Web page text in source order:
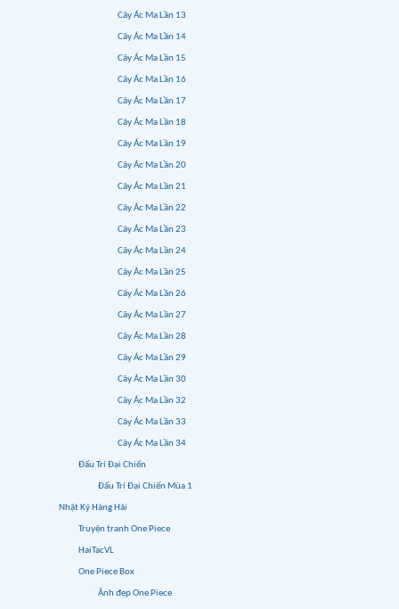
Cây Ác Ma Lần 13
Cây Ác Ma Lần 14
Cây Ác Ma Lần 15
Cây Ác Ma Lần 16
Cây Ác Ma Lần 17
Cây Ác Ma Lần 18
Cây Ác Ma Lần 19
Cây Ác Ma Lần 20
Cây Ác Ma Lần 21
Cây Ác Ma Lần 22
Cây Ác Ma Lần 23
Cây Ác Ma Lần 24
Cây Ác Ma Lần 25
Cây Ác Ma Lần 26
Cây Ác Ma Lần 27
Cây Ác Ma Lần 28
Cây Ác Ma Lần 29
Cây Ác Ma Lần 30
Cây Ác Ma Lần 32
Cây Ác Ma Lần 33
Cây Ác Ma Lần 34
Đấu Trí Đại Chiến
Đấu Trí Đại Chiến Mùa 1
Nhật Ký Hàng Hải
Truyện tranh One Piece
HaiTacVL
One Piece Box
Ảnh đẹp One Piece